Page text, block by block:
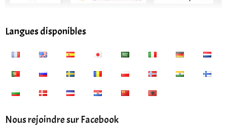
Langues disponibles
Nous rejoindre sur Facebook